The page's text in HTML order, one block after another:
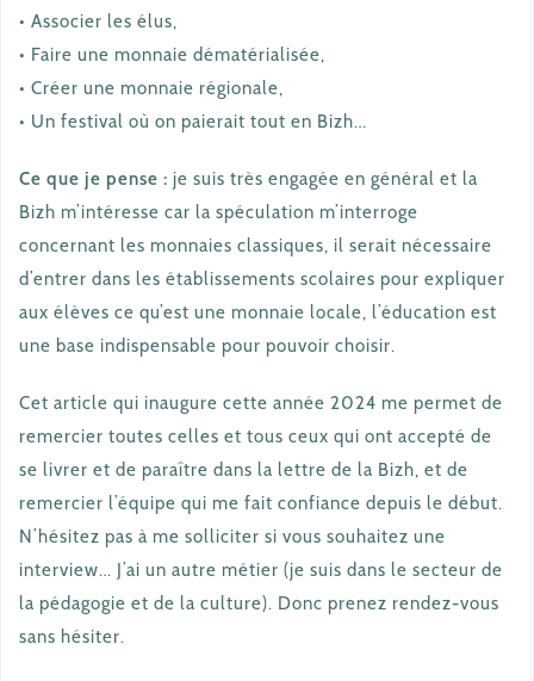
• Associer les élus,
• Faire une monnaie dématérialisée,
• Créer une monnaie régionale,
• Un festival où on paierait tout en Bizh…
Ce que je pense : je suis très engagée en général et la
Bizh m’intéresse car la spéculation m’interroge
concernant les monnaies classiques, il serait nécessaire
d’entrer dans les établissements scolaires pour expliquer
aux élèves ce qu’est une monnaie locale, l’éducation est
une base indispensable pour pouvoir choisir.
Cet article qui inaugure cette année 2024 me permet de
remercier toutes celles et tous ceux qui ont accepté de
se livrer et de paraître dans la lettre de la Bizh, et de
remercier l’équipe qui me fait confiance depuis le début.
N’hésitez pas à me solliciter si vous souhaitez une
interview… J’ai un autre métier (je suis dans le secteur de
la pédagogie et de la culture). Donc prenez rendez-vous
sans hésiter.